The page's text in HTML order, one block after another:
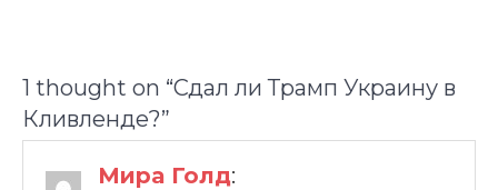
1 thought on “Сдал ли Трамп Украину в
Кливленде?”
Мира Голд: